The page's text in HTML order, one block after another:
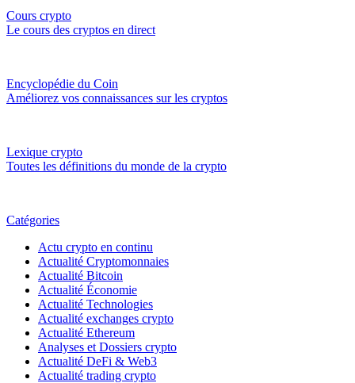
Cours crypto
Le cours des cryptos en direct
Encyclopédie du Coin
Améliorez vos connaissances sur les cryptos
Lexique crypto
Toutes les définitions du monde de la crypto
Catégories
Actu crypto en continu
Actualité Cryptomonnaies
Actualité Bitcoin
Actualité Économie
Actualité Technologies
Actualité exchanges crypto
Actualité Ethereum
Analyses et Dossiers crypto
Actualité DeFi & Web3
Actualité trading crypto